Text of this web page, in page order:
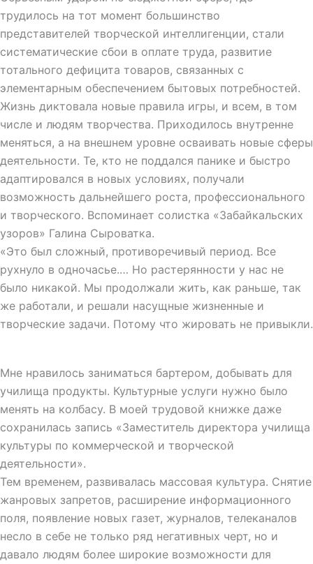
трудилось на тот момент большинство
представителей творческой интеллигенции, стали
систематические сбои в оплате труда, развитие
тотального дефицита товаров, связанных с
элементарным обеспечением бытовых потребностей.
Жизнь диктовала новые правила игры, и всем, в том
числе и людям творчества. Приходилось внутренне
меняться, а на внешнем уровне осваивать новые сферы
деятельности. Те, кто не поддался панике и быстро
адаптировался в новых условиях, получали
возможность дальнейшего роста, профессионального
и творческого. Вспоминает солистка «Забайкальских
узоров» Галина Сыроватка.
«Это был сложный, противоречивый период. Все
рухнуло в одночасье.… Но растерянности у нас не
было никакой. Мы продолжали жить, как раньше, так
же работали, и решали насущные жизненные и
творческие задачи. Потому что жировать не привыкли.
Мне нравилось заниматься бартером, добывать для
училища продукты. Культурные услуги нужно было
менять на колбасу. В моей трудовой книжке даже
сохранилась запись «Заместитель директора училища
культуры по коммерческой и творческой
деятельности».
Тем временем, развивалась массовая культура. Снятие
жанровых запретов, расширение информационного
поля, появление новых газет, журналов, телеканалов
несло в себе не только ряд негативных черт, но и
давало людям более широкие возможности для